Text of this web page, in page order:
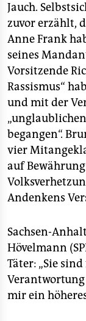
fragen & hilfe
unterstützen
abo
genossenschaft
epaper login
Jauch.
zuvor erzählt,
Anne Frank
seines
Vorsitzende
Rassismus“
und mit der
begangen“.
vier
auf
Andenkens
Sachsen-
Hövelmann
Täter: „Sie
Verantwortung
mir ein